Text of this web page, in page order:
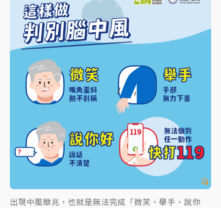
出現中風徵兆，也就是無法完成「微笑、舉手、說你